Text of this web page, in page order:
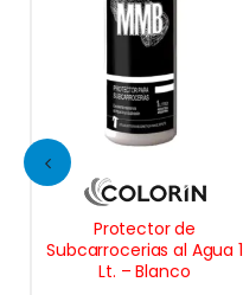
Protector de
Subcarrocerias al Agua 1
Lt. – Blanco